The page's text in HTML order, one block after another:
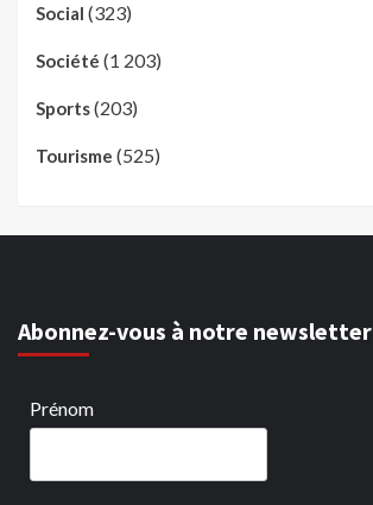
Social (323)
Société (1 203)
Sports(203)
Tourisme (525)
Abonnez-vous à notre newsletter
Prénom